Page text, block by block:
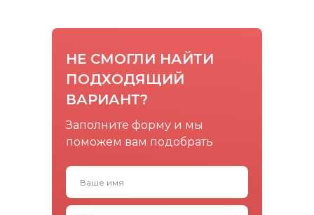
НЕ СМОГЛИ НАЙТИ
ПОДХОДЯЩИЙ
ВАРИАНТ?
Заполните форму и мы
поможем вам подобрать